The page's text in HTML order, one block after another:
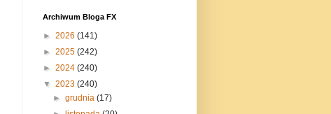
Archiwum Bloga FX
► 2026 (141)
► 2025 (242)
► 2024 (240)
▼ 2023 (240)
►grudnia(17)